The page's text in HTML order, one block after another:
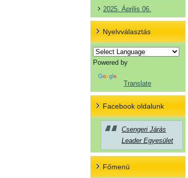
2025. Április 06.
Nyelvválasztás
Powered by
Translate
Facebook oldalunk
Csengeri Járás
Leader Egyesület
Főmenü